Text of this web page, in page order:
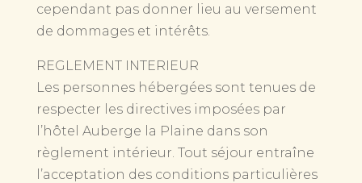
cependant pas donner lieu au versement
de dommages et intérêts.
REGLEMENT INTERIEUR
Les personnes hébergées sont tenues de
respecter les directives imposées par
l’hôtel Auberge la Plaine dans son
règlement intérieur. Tout séjour entraîne
l’acceptation des conditions particulières